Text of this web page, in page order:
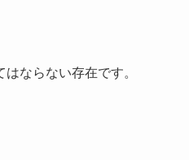
ならない存在です。